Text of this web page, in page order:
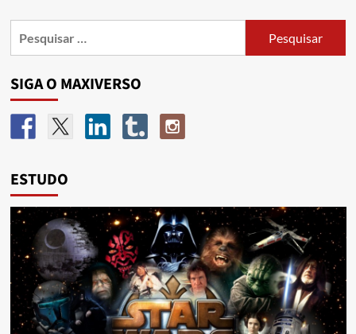
SIGA O MAXIVERSO
ESTUDO